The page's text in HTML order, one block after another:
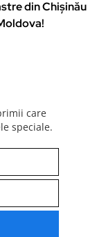
din Chișinău
care
speciale.